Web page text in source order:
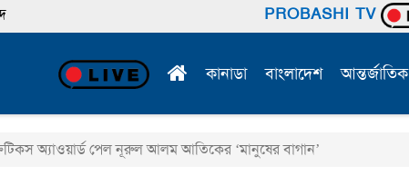
PROBASHI TV
কানাডা বাংলাদেশ আন্তর্জাতিক
অ্যাওয়ার্ড পেল নূরুল আলম আতিকের ‘মানুষের বাগান’